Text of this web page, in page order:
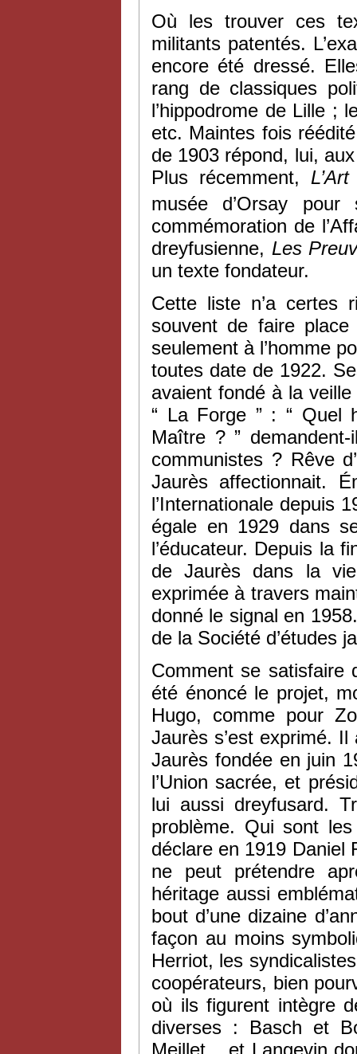
Où les trouver ces
militants patentés.
encore été dressé.
rang de classiques
l’hippodrome de Lille ;
etc. Maintes fois
de 1903 répond, lui,
Plus récemment,
musée d’Orsay
commémoration de
dreyfusienne, Les
un texte fondateur.
Cette liste n’a certes
souvent de faire place
seulement à l’homme
toutes date de 1922.
avaient fondé à la
“ La Forge ” : “ Quel
Maître ? ”
communistes ? Rêve
Jaurès affectionnait.
l’Internationale depuis
égale en 1929 dans
l’éducateur. Depuis la
de Jaurès dans la
exprimée à travers
donné le signal en
de la Société d’études
Comment se satisfaire
été énoncé le projet,
Hugo, comme pour
Jaurès s’est exprimé.
Jaurès fondée en juin
l’Union sacrée, et
lui aussi dreyfusard.
problème. Qui sont
déclare en 1919 Daniel
ne peut prétendre
héritage aussi
bout d’une dizaine
façon au moins
Herriot, les
coopérateurs, bien
où ils figurent intègre
diverses : Basch et
Meillet... et Langevin